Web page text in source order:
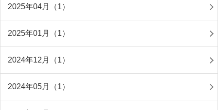
2025年04月（1）
2025年01月（1）
2024年12月（1）
2024年05月（1）